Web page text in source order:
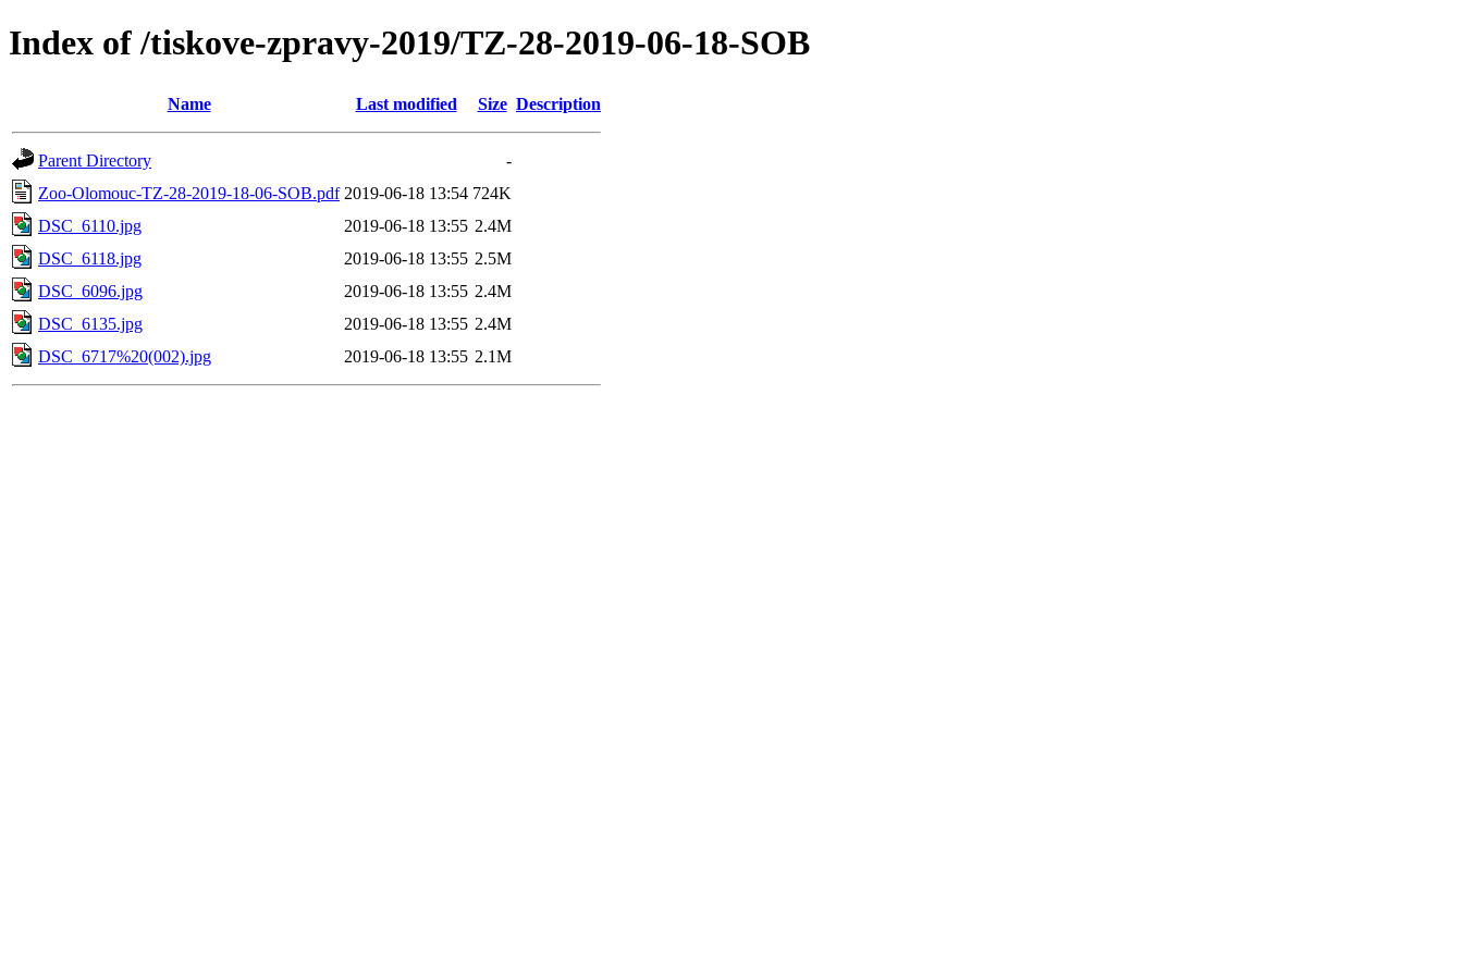
Index of /tiskove-zpravy-2019/TZ-28-2019-06-18-SOB
Name Last modified Size Description
Parent Directory
-
Zoo-Olomouc-TZ-28-2019-18-06-SOB.pdf 2019-06-18 13:54 724K
DSC_6110.jpg
2019-06-18 13:55 2.4M
DSC_6118.jpg
2019-06-18 13:55 2.5M
DSC_6096.jpg
2019-06-18 13:55 2.4M
DSC_6135.jpg
2019-06-18 13:55 2.4M
DSC_6717%20(002).jpg
2019-06-18 13:55 2.1M